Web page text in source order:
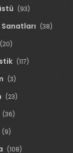
(93)
(38)
(20)
(117)
(3)
(23)
(36)
(9)
(108)